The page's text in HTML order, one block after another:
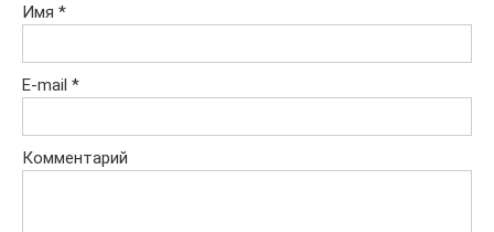
Имя *
E-mail *
Комментарий